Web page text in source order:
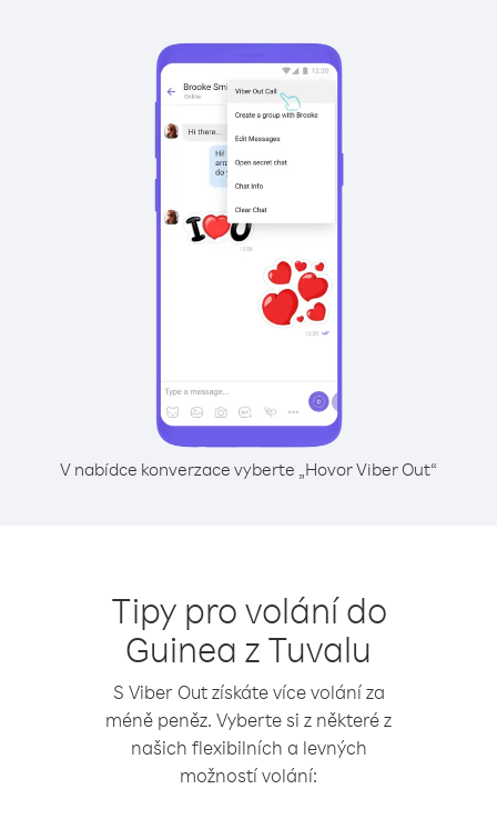
V nabídce konverzace vyberte „Hovor Viber Out“
Tipy pro volání do
Guinea z Tuvalu
S Viber Out získáte více volání za
méně peněz. Vyberte si z některé z
našich flexibilních a levných
možností volání: